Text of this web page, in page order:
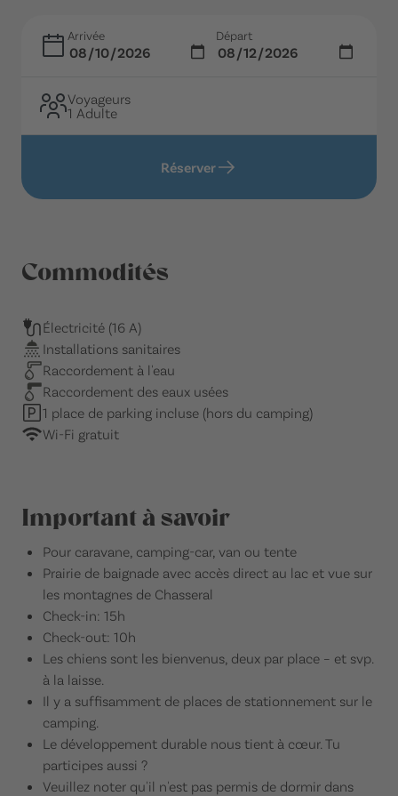
Arrivée Départ
Voyageurs
1 Adulte
Réserver
Commodités
Électricité (16 A)
Installations sanitaires
Raccordement à l'eau
Raccordement des eaux usées
1 place de parking incluse (hors du camping)
Wi-Fi gratuit
Important à savoir
Pour caravane, camping-car, van ou tente
Prairie de baignade avec accès direct au lac et vue sur
les montagnes de Chasseral
Check-in: 15h
Check-out: 10h
Les chiens sont les bienvenus, deux par place ­­– et svp.
à la laisse.
Il y a suffisamment de places de stationnement sur le
camping.
Le développement durable nous tient à cœur. Tu
participes aussi ?
Veuillez noter qu'il n'est pas permis de dormir dans